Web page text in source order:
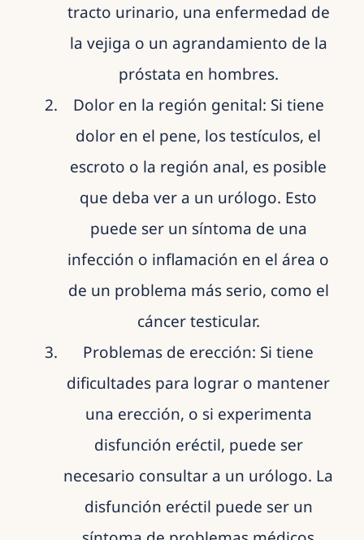
tracto urinario, una enfermedad de
la vejiga o un agrandamiento de la
próstata en hombres.
Dolor en la región genital: Si tiene
dolor en el pene, los testículos, el
escroto o la región anal, es posible
que deba ver a un urólogo. Esto
puede ser un síntoma de una
infección o inflamación en el área o
de un problema más serio, como el
cáncer testicular.
Problemas de erección: Si tiene
dificultades para lograr o mantener
una erección, o si experimenta
disfunción eréctil, puede ser
necesario consultar a un urólogo. La
disfunción eréctil puede ser un